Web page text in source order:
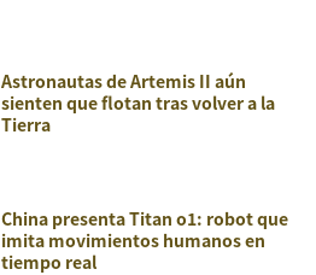
Astronautas de Artemis II aún
sienten que flotan tras volver a la
Tierra
China presenta Titan o1: robot que
imita movimientos humanos en
tiempo real